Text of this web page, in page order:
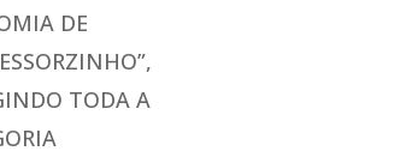
DE
TODA A